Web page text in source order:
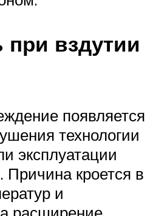
при вздутии
появляется
технологии
эксплуатации
Причина кроется в
и
расширение